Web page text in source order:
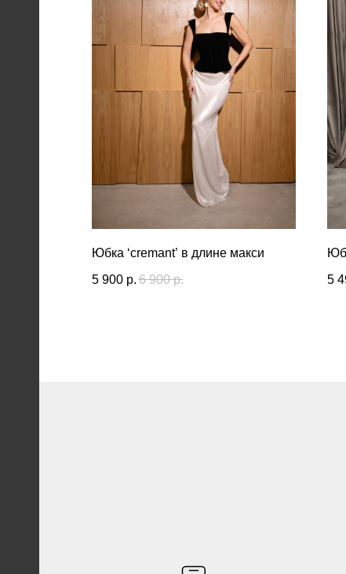
Юбка ‘cremant’ в длине макси
5 900 р. 6 900 р. 5